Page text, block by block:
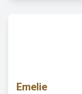
Emelie